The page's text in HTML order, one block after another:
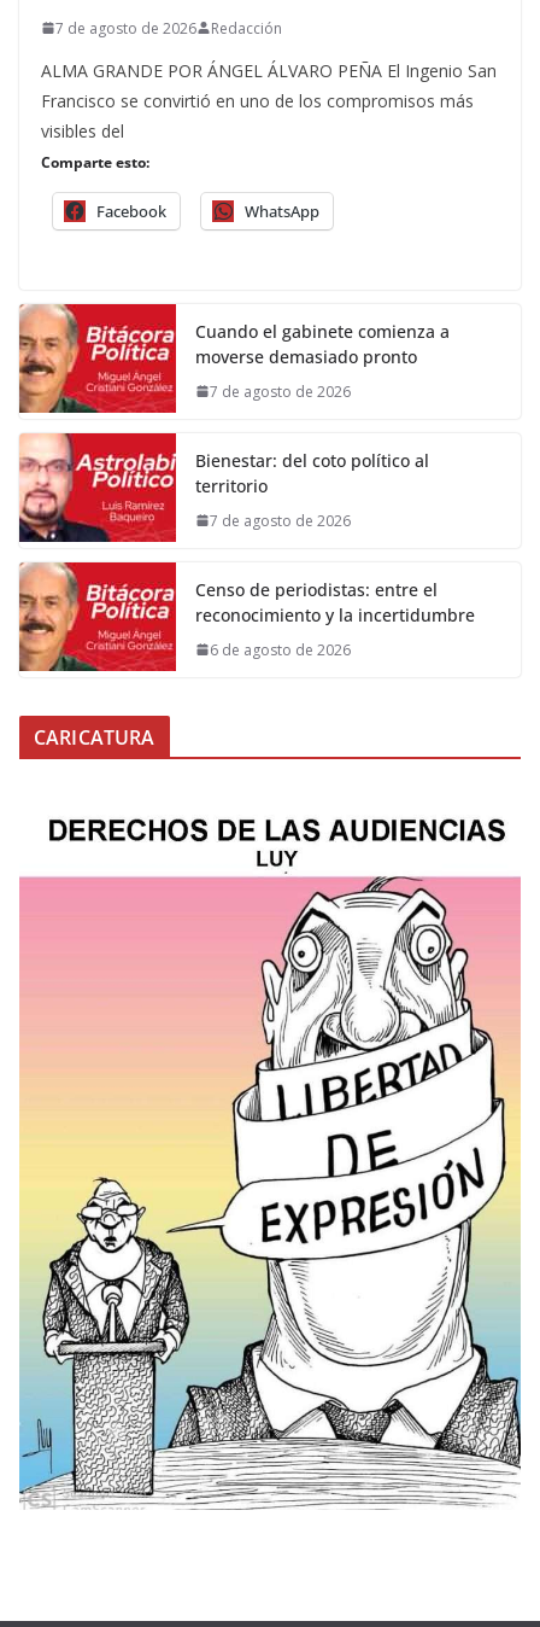
7 de agosto de 2026 Redacción
ALMA GRANDE POR ÁNGEL ÁLVARO PEÑA El Ingenio San
Francisco se convirtió en uno de los compromisos más
visibles del
Comparte esto:
Facebook WhatsApp
Cuando el gabinete comienza a
moverse demasiado pronto
7 de agosto de 2026
Bienestar: del coto político al
territorio
7 de agosto de 2026
Censo de periodistas: entre el
reconocimiento y la incertidumbre
6 de agosto de 2026
CARICATURA